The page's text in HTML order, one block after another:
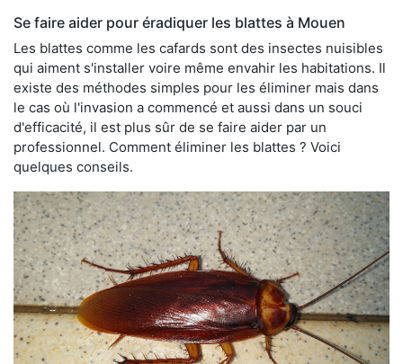
Se faire aider pour éradiquer les blattes à Mouen
Les blattes comme les cafards sont des insectes nuisibles
qui aiment s'installer voire même envahir les habitations. Il
existe des méthodes simples pour les éliminer mais dans
le cas où l'invasion a commencé et aussi dans un souci
d'efficacité, il est plus sûr de se faire aider par un
professionnel. Comment éliminer les blattes ? Voici
quelques conseils.